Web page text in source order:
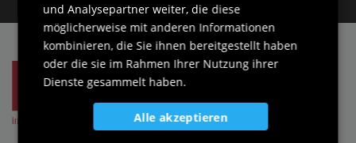
und Analysepartner weiter, die diese
möglicherweise mit anderen Informationen
kombinieren, die Sie ihnen bereitgestellt haben
oder die sie im Rahmen Ihrer Nutzung ihrer
Dienste gesammelt haben.
Alle akzeptieren